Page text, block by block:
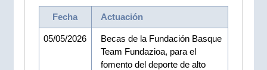
Fecha Actuación
05/05/2026
Becas de la Fundación Basque
Team Fundazioa, para el
fomento del deporte de alto